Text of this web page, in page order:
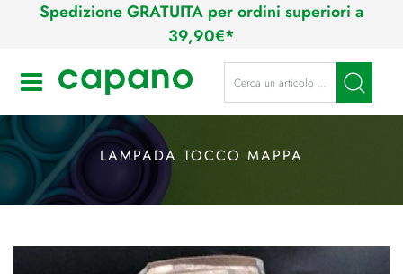
Spedizione GRATUITA per ordini superiori a
39,90€*
Open La modifica di un filtro
LAMPADA TOCCO MAPPA